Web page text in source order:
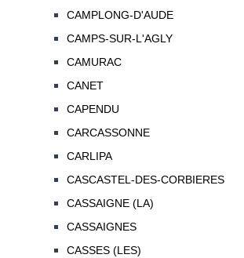
CAMPLONG-D'AUDE
CAMPS-SUR-L'AGLY
CAMURAC
CANET
CAPENDU
CARCASSONNE
CARLIPA
CASCASTEL-DES-CORBIERES
CASSAIGNE (LA)
CASSAIGNES
CASSES (LES)